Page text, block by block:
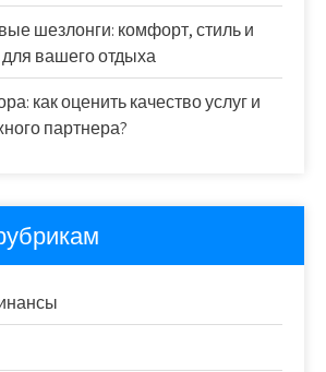
шезлонги: комфорт, стиль и
для вашего отдыха
как оценить качество услуг и
партнера?